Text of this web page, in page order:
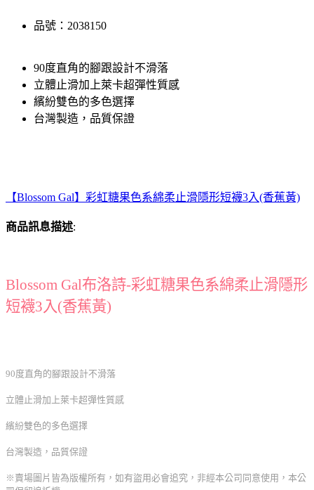
品號：2038150
90度直角的腳跟設計不滑落
立體止滑加上萊卡超彈性質感
繽紛雙色的多色選擇
台灣製造，品質保證
【Blossom Gal】彩虹糖果色系綿柔止滑隱形短襪3入(香蕉黃)
商品訊息描述:
Blossom Gal布洛詩-彩虹糖果色系綿柔止滑隱形
短襪3入(香蕉黃)
90度直角的腳跟設計不滑落
立體止滑加上萊卡超彈性質感
繽紛雙色的多色選擇
台灣製造，品質保證
※賣場圖片皆為版權所有，如有盜用必會追究，非經本公司同意使用，本公